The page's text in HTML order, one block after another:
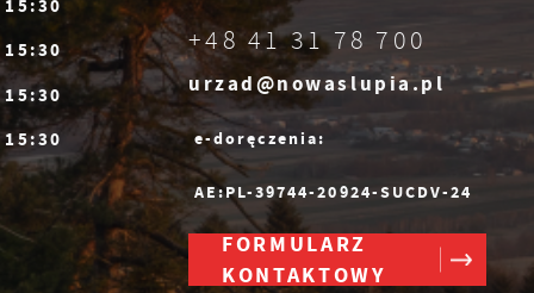
+48 41 31 78 700
urzad@nowaslupia.pl
e-doręczenia:
AE:PL-39744-20924-SUCDV-24
FORMULARZ
KONTAKTOWY